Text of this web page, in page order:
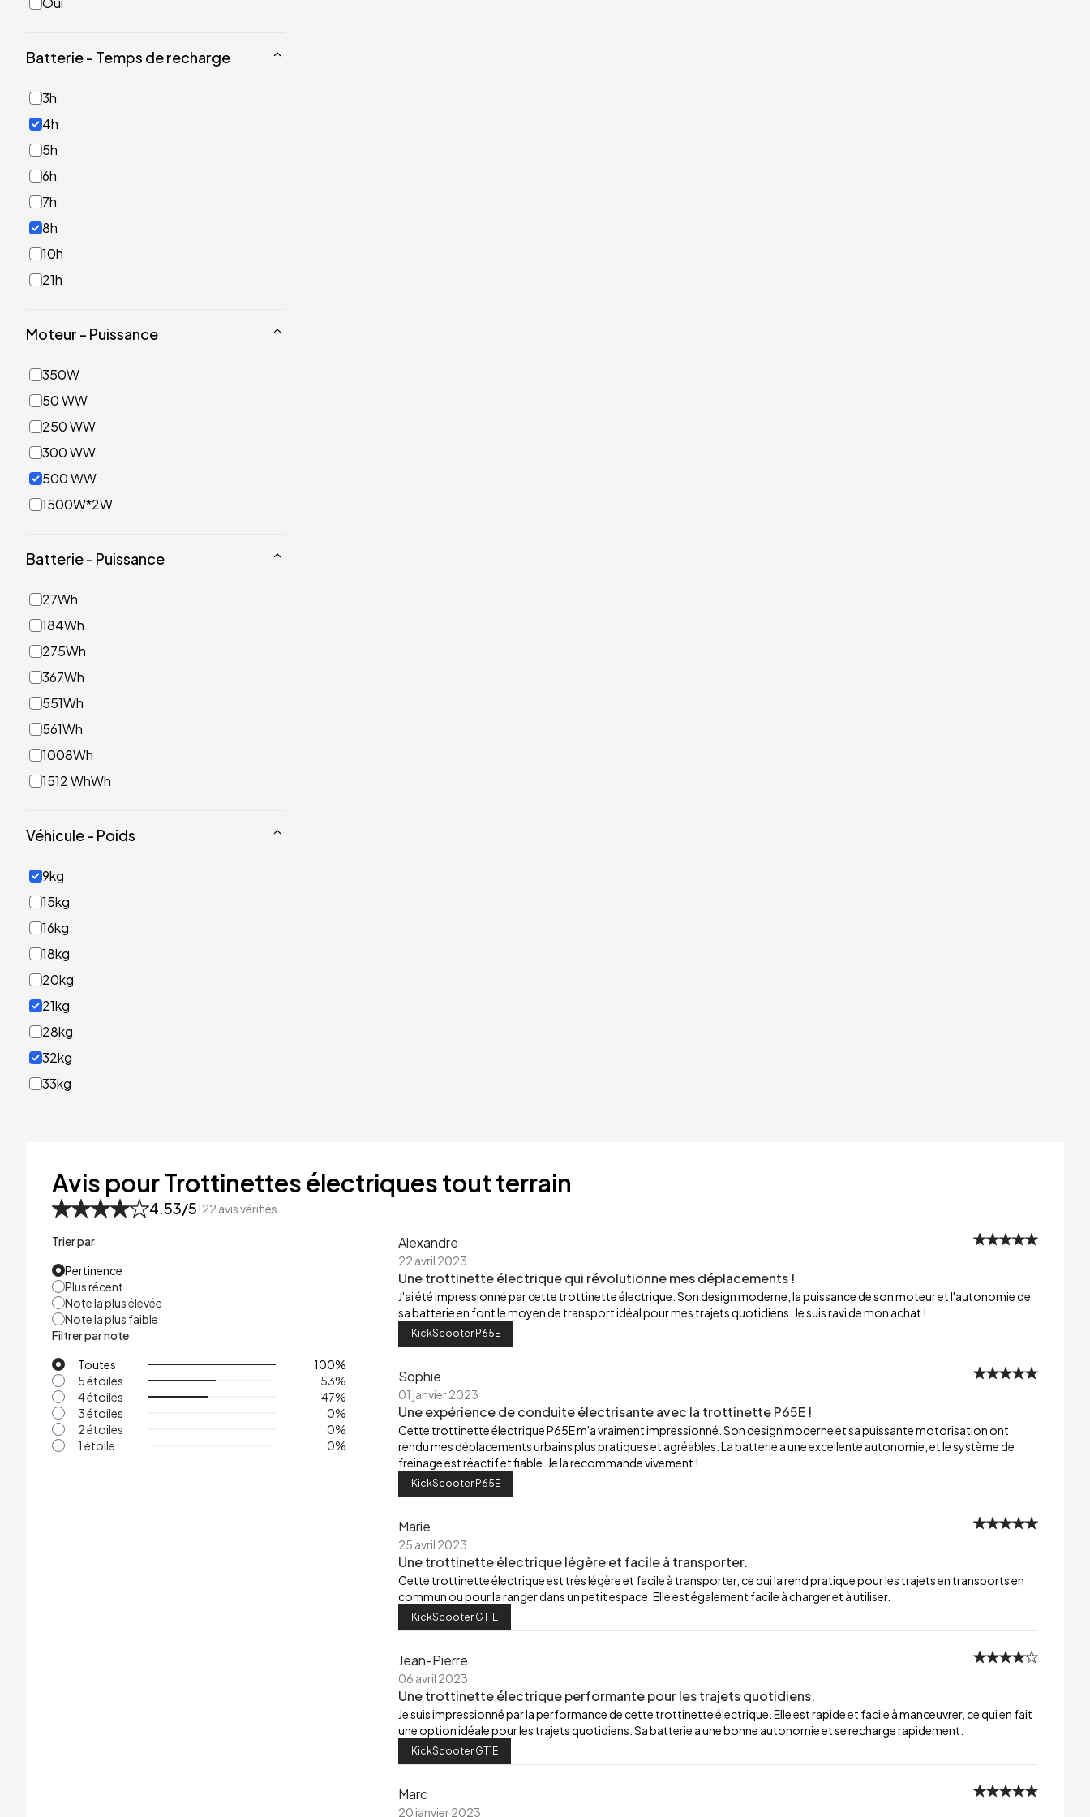
Batterie - Temps de recharge
3h
4h
5h
6h
7h
8h
10h
21h
Moteur - Puissance
350W
50 WW
250 WW
300 WW
500 WW
1500W*2W
Batterie - Puissance
27Wh
184Wh
275Wh
367Wh
551Wh
561Wh
1008Wh
1512 WhWh
Véhicule - Poids
9kg
15kg
16kg
18kg
20kg
21kg
28kg
32kg
33kg
53kg
Avis pour Trottinettes électriques tout terrain
4.53/5122 avis vérifiés
Trier par
Pertinence
Plus récent
Note la plus élevée
Note la plus faible
Filtrer par note
Toutes
100%
5 étoiles
53%
4 étoiles
47%
3 étoiles
0%
2 étoiles
0%
1 étoile
0%
Alexandre
22 avril 2023
Une trottinette électrique qui révolutionne mes déplacements !
J'ai été impressionné par cette trottinette électrique. Son design moderne, la puissance de son moteur et l'autonomie de
sa batterie en font le moyen de transport idéal pour mes trajets quotidiens. Je suis ravi de mon achat !
KickScooter P65E
Sophie
01 janvier 2023
Une expérience de conduite électrisante avec la trottinette P65E !
Cette trottinette électrique P65E m'a vraiment impressionné. Son design moderne et sa puissante motorisation ont
rendu mes déplacements urbains plus pratiques et agréables. La batterie a une excellente autonomie, et le système de
freinage est réactif et fiable. Je la recommande vivement !
KickScooter P65E
Marie
25 avril 2023
Une trottinette électrique légère et facile à transporter.
Cette trottinette électrique est très légère et facile à transporter, ce qui la rend pratique pour les trajets en transports en
commun ou pour la ranger dans un petit espace. Elle est également facile à charger et à utiliser.
KickScooter GT1E
Jean-Pierre
06 avril 2023
Une trottinette électrique performante pour les trajets quotidiens.
Je suis impressionné par la performance de cette trottinette électrique. Elle est rapide et facile à manœuvrer, ce qui en fait
une option idéale pour les trajets quotidiens. Sa batterie a une bonne autonomie et se recharge rapidement.
KickScooter GT1E
Marc
20 janvier 2023